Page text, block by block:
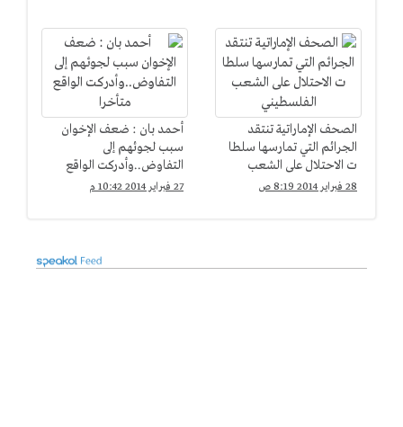
الصحف الإماراتية تنتقد
الجرائم التي تمارسها سلطا
ت الاحتلال على الشعب
الفلسطيني
28 فبراير 2014 8:19 ص
أحمد بان : ضعف الإخوان
سبب لجوئهم إلى
التفاوض..وأدركت الواقع
متأخرا
27 فبراير 2014 10:42 م